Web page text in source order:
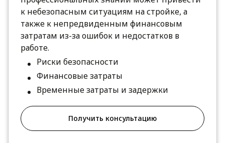
к небезопасным ситуациям на стройке, а
также к непредвиденным финансовым
затратам из-за ошибок и недостатков в
работе.
Риски безопасности
Финансовые затраты
Временные затраты и задержки
Получить консультацию